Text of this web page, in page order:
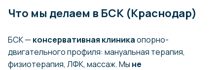
Что мы делаем в БСК (Краснодар)
БСК — консервативная клиникаопорно-
двигательного профиля: мануальная терапия,
физиотерапия, ЛФК, массаж. Мы не